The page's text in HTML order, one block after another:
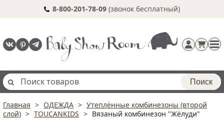
8-800-201-78-09 (звонок бесплатный)
Регистрация
Поиск
Главная ОДЕЖДА
Утеплённые комбинезоны (второй
слой)
TOUCANKIDS Вязаный комбинезон "Жёлуди"